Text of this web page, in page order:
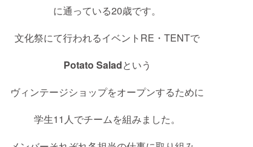
に通っている20歳です。
文化祭にて行われるイベントRE・TENTで
Potato Saladという
ヴィンテージショップをオープンするために
学生11人でチームを組みました。